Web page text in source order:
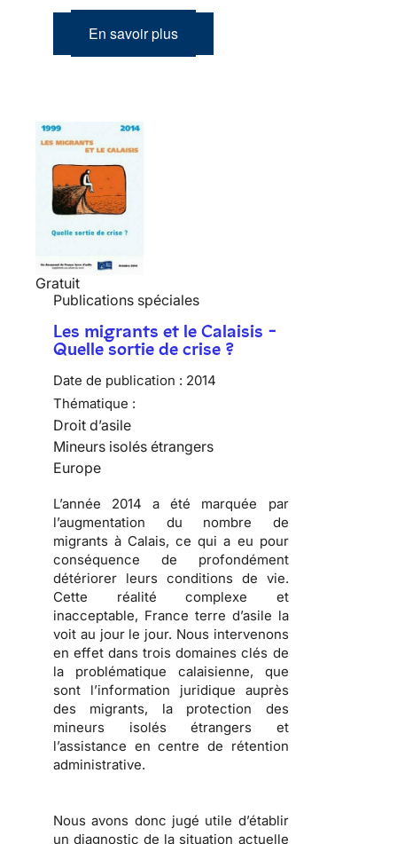
En savoir plus
Gratuit
Publications spéciales
Les migrants et le Calaisis -
Quelle sortie de crise ?
Date de publication : 2014
Thématique :
Droit d’asile
Mineurs isolés étrangers
Europe
L’année 2014 a été marquée par
l’augmentation du nombre de
migrants à Calais, ce qui a eu pour
conséquence de profondément
détériorer leurs conditions de vie.
Cette réalité complexe et
inacceptable, France terre d’asile la
voit au jour le jour. Nous intervenons
en effet dans trois domaines clés de
la problématique calaisienne, que
sont l’information juridique auprès
des migrants, la protection des
mineurs isolés étrangers et
l’assistance en centre de rétention
administrative.
Nous avons donc jugé utile d’établir
un diagnostic de la situation actuelle